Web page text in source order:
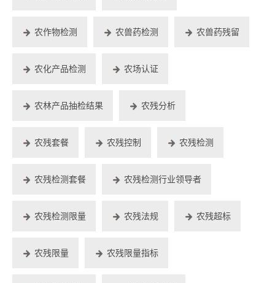
农作物检测 农兽药检测 农兽药残留
农化产品检测 农场认证
农林产品抽检结果 农残分析
农残套餐 农残控制 农残检测
农残检测套餐 农残检测行业领导者
农残检测限量 农残法规 农残超标
农残限量 农残限量指标